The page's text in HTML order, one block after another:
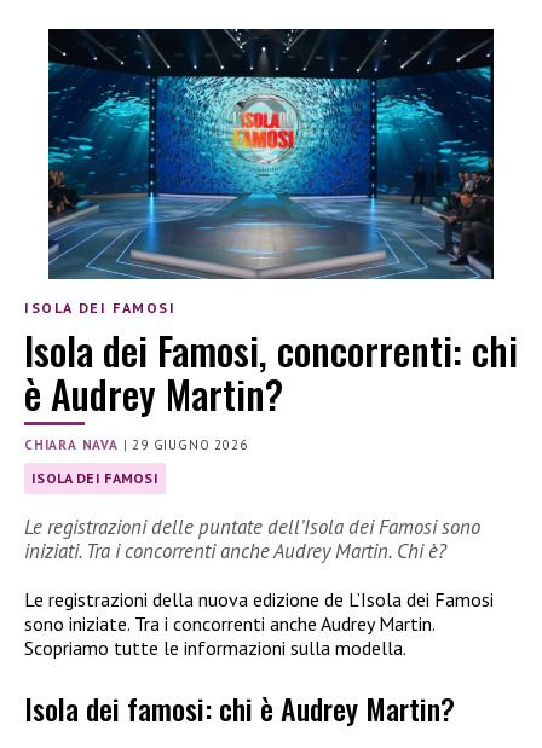
ISOLA DEI FAMOSI
Isola dei Famosi, concorrenti: chi
è Audrey Martin?
CHIARA NAVA |29 GIUGNO 2026
ISOLA DEI FAMOSI
Le registrazioni delle puntate dell’Isola dei Famosi sono
iniziati. Tra i concorrenti anche Audrey Martin. Chi è?
Le registrazioni della nuova edizione de L’Isola dei Famosi
sono iniziate. Tra i concorrenti anche Audrey Martin.
Scopriamo tutte le informazioni sulla modella.
Isola dei famosi: chi è Audrey Martin?